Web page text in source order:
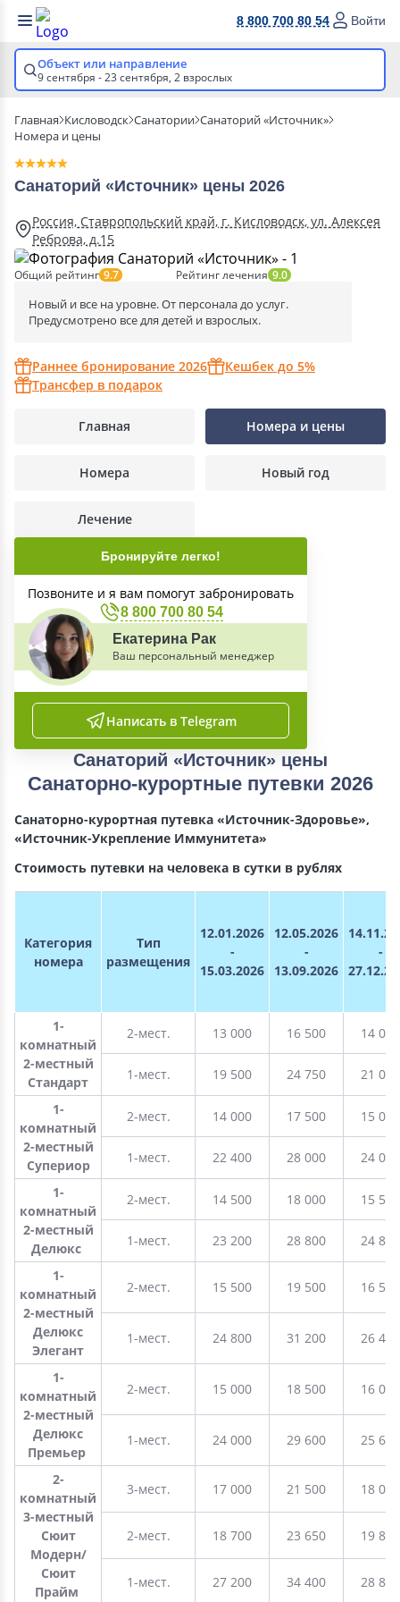
8 800 700 80 54 Войти
Объект или направление
9 сентября - 23 сентября, 2 взрослых
Главная Кисловодск Санатории Санаторий «Источник»
Номера и цены
Санаторий «Источник» цены 2026
Россия, Ставропольский край, г. Кисловодск, ул. Алексея
Реброва, д.15
Рейтинг лечения 9.0
Общий рейтинг 9.7
Новый и все на уровне. От персонала до услуг.
Предусмотрено все для детей и взрослых.
Раннее бронирование 2026
Кешбек до 5%
Трансфер в подарок
Главная Номера и цены
Номера Новый год
Лечение
Бронируйте легко!
Позвоните и я вам помогут забронировать
8 800 700 80 54
Екатерина Рак
Ваш персональный менеджер
Написать в Telegram
Санаторий «Источник» цены
Санаторно-курортные путевки 2026
Санаторно-курортная путевка «Источник-Здоровье»,
«Источник-Укрепление Иммунитета»
Стоимость путевки на человека в сутки в рублях
Категория
номера
Тип
размещения
12.01.2026
-
15.03.2026
12.05.2026
-
13.09.2026
-
1-
комнатный
2-местный
Стандарт
2-мест. 13 000 16 500 14 000
1-мест. 19 500 24 750 21 000
1-
комнатный
2-местный
Супериор
2-мест. 14 000 17 500 15 000
1-мест. 22 400 28 000 24 000
1-
комнатный
2-местный
Делюкс
2-мест. 14 500 18 000 15 500
1-мест. 23 200 28 800 24 800
1-
комнатный
2-местный
Делюкс
Элегант
2-мест. 15 500 19 500 16 500
1-мест. 24 800 31 200 26 400
1-
комнатный
2-местный
Делюкс
Премьер
2-мест. 15 000 18 500 16 000
1-мест. 24 000 29 600 25 600
2-
комнатный
3-местный
Сюит
Модерн/
Сюит
Прайм
3-мест. 17 000 21 500 18 000
2-мест. 18 700 23 650 19 800
1-мест. 27 200 34 400 28 800